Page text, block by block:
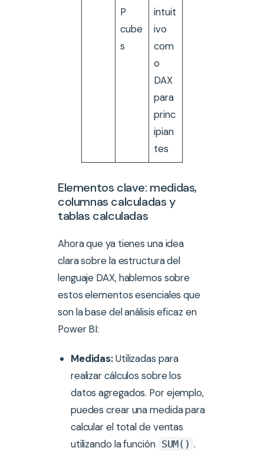
P
cube
s
intuit
ivo
com
o
DAX
para
princ
ipian
tes
Elementos clave: medidas,
columnas calculadas y
tablas calculadas
Ahora que ya tienes una idea
clara sobre la estructura del
lenguaje DAX, hablemos sobre
estos elementos esenciales que
son la base del análisis eficaz en
Power BI:
Medidas:Utilizadas para
realizar cálculos sobre los
datos agregados. Por ejemplo,
puedes crear una medida para
calcular el total de ventas
utilizando la función SUM() .